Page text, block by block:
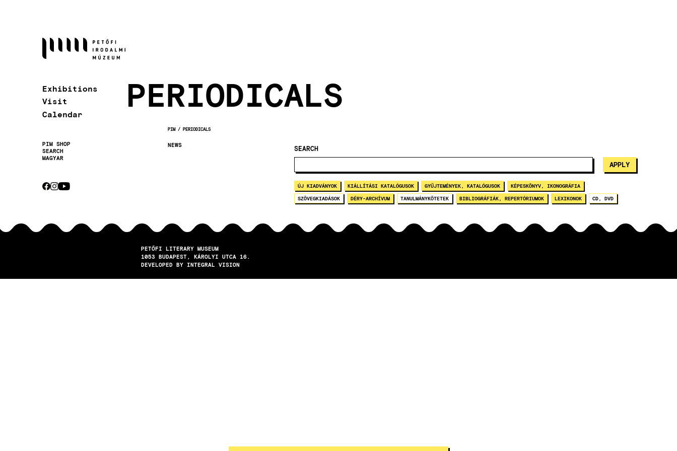
Exhibitions
Visit
Calendar
Secondary
PIM SHOP
SEARCH
MAGYAR
PIM PERIODICALS
NEWS
PERIODICALS
SEARCH
ÚJ KIADVÁNYOK KIÁLLÍTÁSI KATALÓGUSOK GYŰJTEMÉNYEK, KATALÓGUSOK KÉPESKÖNYV, IKONOGRÁFIA
SZÖVEGKIADÁSOK DÉRY-ARCHÍVUM TANULMÁNYKÖTETEK BIBLIOGRÁFIÁK, REPERTÓRIUMOK LEXIKONOK CD, DVD
PETŐFI LITERARY MUSEUM
1053
BUDAPEST
KÁROLYI UTCA 16.
DEVELOPED BY INTEGRAL VISION